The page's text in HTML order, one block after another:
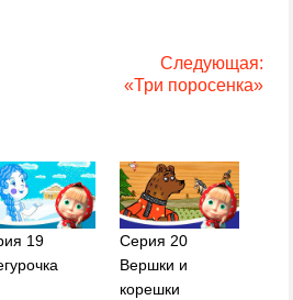
Следующая:
«Три поросенка»
19
Серия 20
Вершки и
корешки